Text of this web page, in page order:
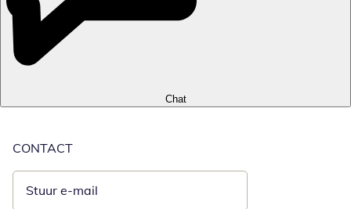
Chat
CONTACT
Stuur e-mail
Opent e-mailclient